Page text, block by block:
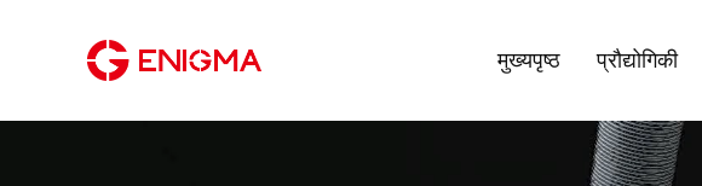
मुख्यपृष्ठ प्रौद्योगिकी